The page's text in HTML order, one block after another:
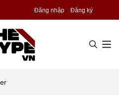
Đăng nhập Đăng ký